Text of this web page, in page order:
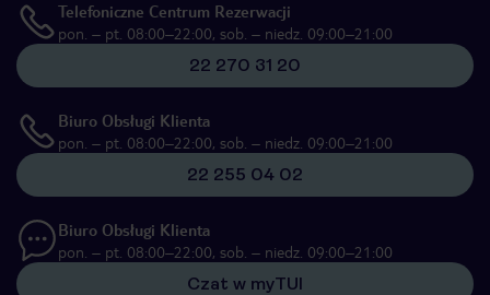
Telefoniczne Centrum Rezerwacji
pon. – pt. 08:00–22:00, sob. – niedz. 09:00–21:00
22 270 31 20
Biuro Obsługi Klienta
pon. – pt. 08:00–22:00, sob. – niedz. 09:00–21:00
22 255 04 02
Biuro Obsługi Klienta
pon. – pt. 08:00–22:00, sob. – niedz. 09:00–21:00
Czat w myTUI